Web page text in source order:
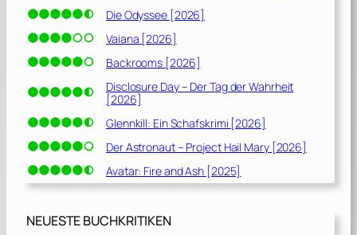
Die Odyssee [2026]
Vaiana [2026]
Backrooms [2026]
Disclosure Day – Der Tag der Wahrheit
[2026]
Glennkill: Ein Schafskrimi [2026]
Der Astronaut – Project Hail Mary [2026]
Avatar: Fire and Ash [2025]
NEUESTE BUCHKRITIKEN